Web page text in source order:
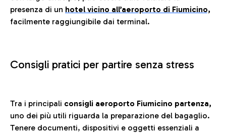
presenza di un hotel vicino all’aeroporto di Fiumicino,
facilmente raggiungibile dai terminal.
Consigli pratici per partire senza stress
Tra i principali consigli aeroporto Fiumicino partenza,
uno dei più utili riguarda la preparazione del bagaglio.
Tenere documenti, dispositivi e oggetti essenziali a